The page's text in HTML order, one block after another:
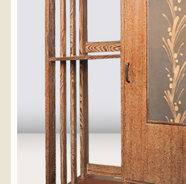
ます。
・ご購入手続きを進める途中で「宅急
だくと、自動的に送料が加算されます。
・配送についての詳細は、こちら →
【送料を確認する
お届け先、送料ランクを選択する
示されます。
お届け先
送料ランク